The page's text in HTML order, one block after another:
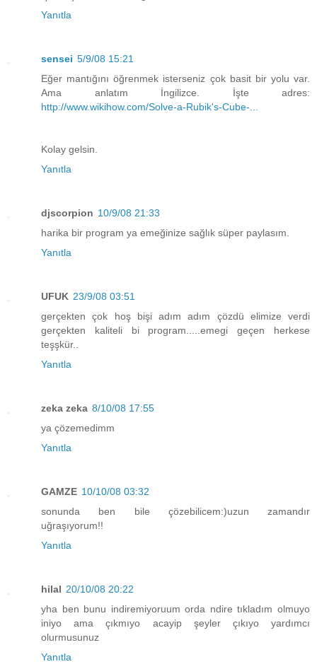
Yanıtla
sensei 5/9/08 15:21
Eğer mantığını öğrenmek isterseniz çok basit bir yolu var.
Ama anlatım İngilizce. İşte adres:
http://www.wikihow.com/Solve-a-Rubik's-Cube-...
Kolay gelsin.
Yanıtla
djscorpion 10/9/08 21:33
harika bir program ya emeğinize sağlık süper paylasım.
Yanıtla
UFUK 23/9/08 03:51
gerçekten çok hoş bişi adım adım çözdü elimize verdi
gerçekten kaliteli bi program.....emegi geçen herkese
teşşkür..
Yanıtla
zeka zeka 8/10/08 17:55
ya çözemedimm
Yanıtla
GAMZE 10/10/08 03:32
sonunda ben bile çözebilicem:)uzun zamandır
uğraşıyorum!!
Yanıtla
hilal 20/10/08 20:22
yha ben bunu indiremiyoruum orda ndire tıkladım olmuyo
iniyo ama çıkmıyo acayip şeyler çıkıyo yardımcı
olurmusunuz
Yanıtla